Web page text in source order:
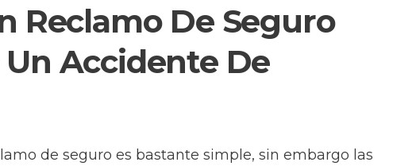
Reclamo De Seguro
Accidente De
de seguro es bastante simple, sin embargo las